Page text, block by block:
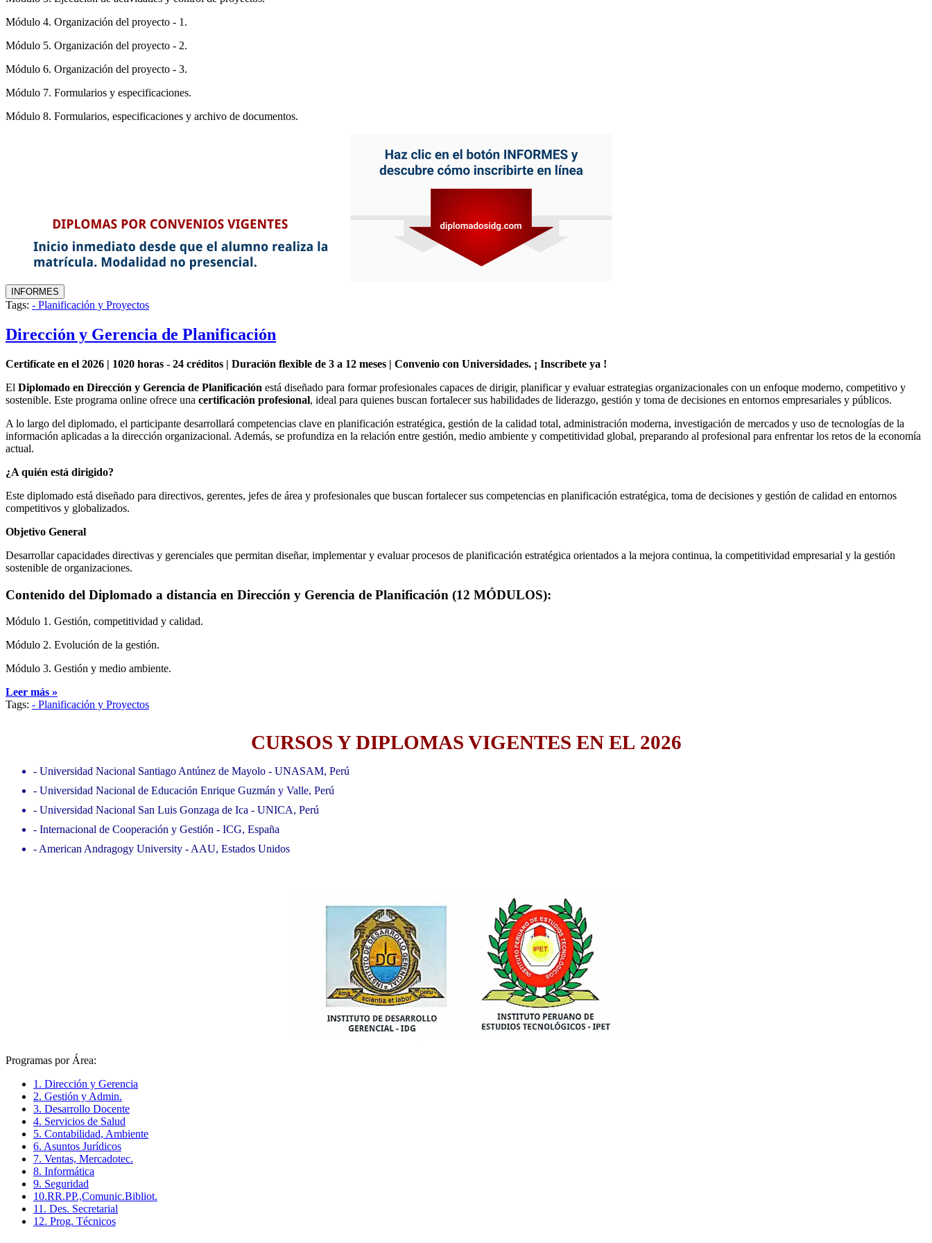
Módulo 4. Organización del proyecto - 1.
Módulo 5. Organización del proyecto - 2.
Módulo 6. Organización del proyecto - 3.
Módulo 7. Formularios y especificaciones.
Módulo 8. Formularios, especificaciones y archivo de documentos.
Tags: - Planificación y Proyectos
Dirección y Gerencia de Planificación
Certifícate en el 2026 | 1020 horas - 24 créditos | Duración flexible de 3 a 12 meses | Convenio con Universidades. ¡ Inscríbete ya !
El Diplomado en Dirección y Gerencia de Planificación está diseñado para formar profesionales capaces de dirigir, planificar y evaluar estrategias organizacionales con un enfoque moderno, competitivo y
sostenible. Este programa online ofrece una certificación profesional, ideal para quienes buscan fortalecer sus habilidades de liderazgo, gestión y toma de decisiones en entornos empresariales y públicos.
A lo largo del diplomado, el participante desarrollará competencias clave en planificación estratégica, gestión de la calidad total, administración moderna, investigación de mercados y uso de tecnologías de la
información aplicadas a la dirección organizacional. Además, se profundiza en la relación entre gestión, medio ambiente y competitividad global, preparando al profesional para enfrentar los retos de la economía
actual.
¿A quién está dirigido?
Este diplomado está diseñado para directivos, gerentes, jefes de área y profesionales que buscan fortalecer sus competencias en planificación estratégica, toma de decisiones y gestión de calidad en entornos
competitivos y globalizados.
Objetivo General
Desarrollar capacidades directivas y gerenciales que permitan diseñar, implementar y evaluar procesos de planificación estratégica orientados a la mejora continua, la competitividad empresarial y la gestión
sostenible de organizaciones.
Contenido del Diplomado a distancia en Dirección y Gerencia de Planificación (12 MÓDULOS):
Módulo 1. Gestión, competitividad y calidad.
Módulo 2. Evolución de la gestión.
Módulo 3. Gestión y medio ambiente.
Leer más »
Tags: - Planificación y Proyectos
CURSOS Y DIPLOMAS VIGENTES EN EL 2026
- Universidad Nacional Santiago Antúnez de Mayolo - UNASAM, Perú
- Universidad Nacional de Educación Enrique Guzmán y Valle, Perú
- Universidad Nacional San Luis Gonzaga de Ica - UNICA, Perú
- Internacional de Cooperación y Gestión - ICG, España
- American Andragogy University - AAU, Estados Unidos
Programas por Área:
1. Dirección y Gerencia
2. Gestión y Admin.
3. Desarrollo Docente
4. Servicios de Salud
5. Contabilidad, Ambiente
6. Asuntos Jurídicos
7. Ventas, Mercadotec.
8. Informática
9. Seguridad
10.RR.PP.,Comunic.Bibliot.
11. Des. Secretarial
12. Prog. Técnicos